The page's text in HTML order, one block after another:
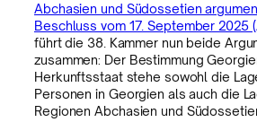
Abchasien und Südossetien
Beschluss vom 17. September 2025
führt die 38. Kammer nun beide
zusammen: Der Bestimmung
Herkunftsstaat stehe sowohl die
Personen in Georgien als auch die
Regionen Abchasien und